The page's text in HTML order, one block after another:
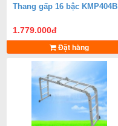
Thang gấp 16 bậc KMP404B
1.779.000đ
Đặt hàng